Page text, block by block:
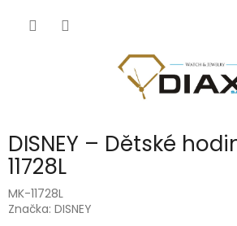
DISNEY – Dětské
11728L
MK-11728L
Značka: DISNEY